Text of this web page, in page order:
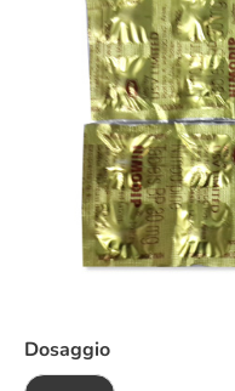
Dosaggio